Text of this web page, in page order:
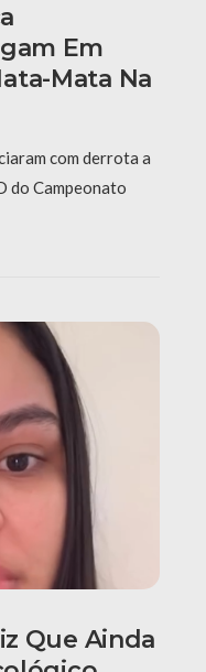
Em
Mata Na
com derrota a
do Campeonato
Que Ainda